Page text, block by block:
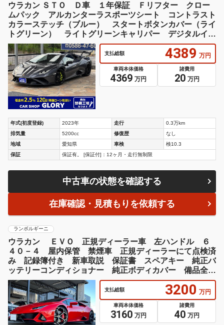
ウラカン ＳＴＯ Ｄ車 １年保証 Ｆリフター クロー
ムパック アルカンターラスポーツシート コントラスト
カラーステッチ（ブルー） スタートボタンカバー（ライ
トグリーン） ライトグリーンキャリパー デジタルイン
ナーミラー
支払総額 4389 万円
車両本体価格
4369 万円
諸費用
20 万円
年式(初度登録) 2023年 走行
0.3万km
排気量
5200cc 修復歴
なし
地域
愛知県 車検
検10.3
保証
保証有。 [保証付]：12ヶ月・走行無制限
中古車の状態を確認する
在庫確認・見積もりを依頼する
ランボルギーニ
ウラカン ＥＶＯ 正規ディーラー車 左ハンドル ６
４０－４ 屋内保管 禁煙車 正規ディーラーにて点検済
み 記録簿付き 新車取説 保証書 スペアキー 純正バ
ッテリーコンディショナー 純正ボディカバー 備品全て
有り
支払総額 3200 万円
車両本体価格
3160 万円
諸費用
40 万円